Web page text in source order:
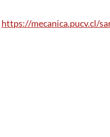
https://mecanica.pucv.cl/